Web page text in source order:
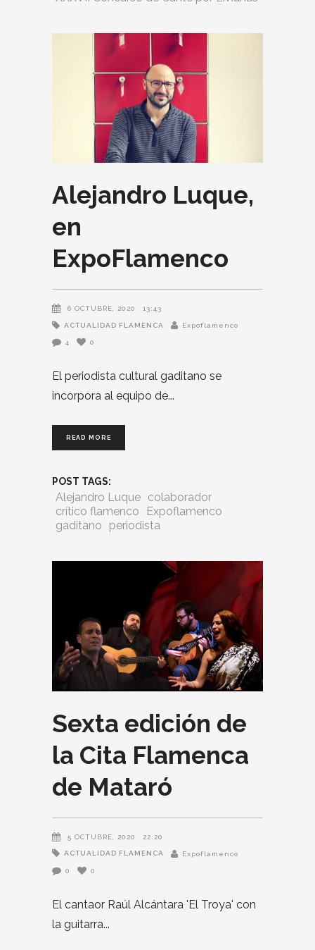
Alejandro Luque,
en
ExpoFlamenco
6 OCTUBRE, 2020 13:43
ACTUALIDAD FLAMENCA Expoflamenco
4 0
El periodista cultural gaditano se
incorpora al equipo de
READ MORE
POST TAGS:
Alejandro Luque colaborador
crítico flamenco
Expoflamenco
gaditano
periodista
Sexta edición de
la Cita Flamenca
de Mataró
5 OCTUBRE, 2020 22:20
ACTUALIDAD FLAMENCA Expoflamenco
0 0
El cantaor Raúl Alcántara 'El Troya' con
la guitarra